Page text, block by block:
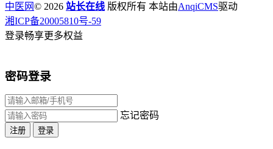
中医网© 2026 站长在线 版权所有 本站由AnqiCMS驱动
湘ICP备20005810号-59
登录畅享更多权益
密码登录
忘记密码
注册 登录